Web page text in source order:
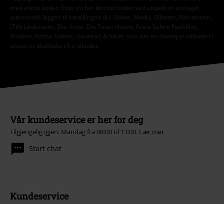
med andre koder. Etter du har løst inn koden ved utsjekk vil avslaget
automatisk legges til bestillingen din. Bøker, Media, Billetter, Rammstein,
(Till) Lindemann, Die Ärzte, Die Toten Hosen, Feine Sahne Fischfilet,
Broilers, Böhse Onkelz, Gavekort & Varer som har en donasjon inkludert i
prisen er ekskludert fra tilbudet.
Vår kundeservice er her for deg
Tilgjengelig igjen: Mandag fra 08:00 til 13:00. Lær mer
Start chat
Kundeservice